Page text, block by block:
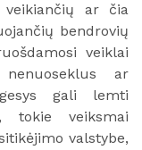
veikiančių ar čia
bendrovių
veiklai
ar
gali lemti
tokie veiksmai
valstybe,